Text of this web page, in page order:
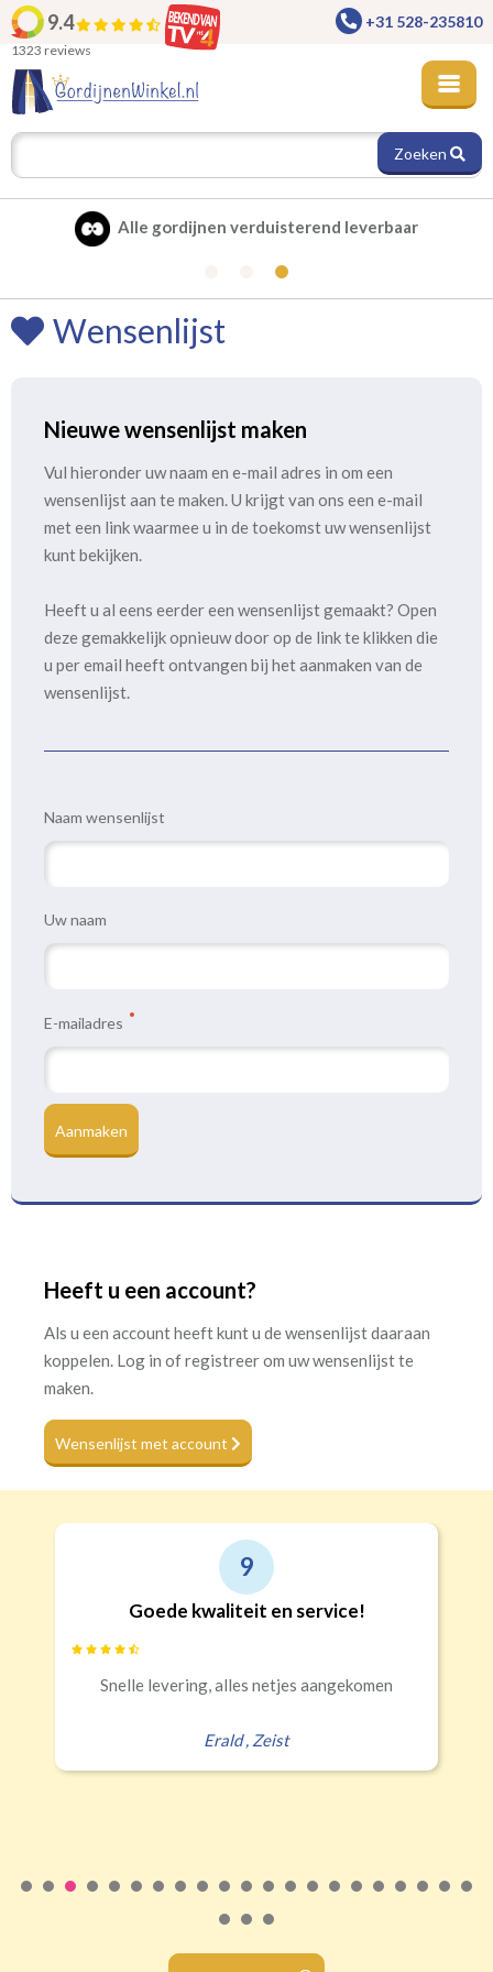
9.4
1323 reviews
+31 528-235810
Zoeken
Alle gordijnen verduisterend leverbaar
Wensenlijst
Nieuwe wensenlijst maken
Vul hieronder uw naam en e-mail adres in om een
wensenlijst aan te maken. U krijgt van ons een e-mail
met een link waarmee u in de toekomst uw wensenlijst
kunt bekijken.
Heeft u al eens eerder een wensenlijst gemaakt? Open
deze gemakkelijk opnieuw door op de link te klikken die
u per email heeft ontvangen bij het aanmaken van de
wensenlijst.
Naam wensenlijst
Uw naam
E-mailadres
Aanmaken
Heeft u een account?
Als u een account heeft kunt u de wensenlijst daaraan
koppelen. Log in of registreer om uw wensenlijst te
maken.
Wensenlijst met account
9
Goede kwaliteit en service!
Snelle levering, alles netjes aangekomen
Erald, Zeist